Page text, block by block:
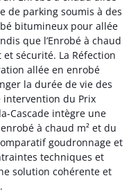
de parking soumis à des
bitumineux pour allée
que l’Enrobé à chaud
sécurité. La Réfection
allée en enrobé
la durée de vie des
intervention du Prix
Cascade intègre une
à chaud m² et du
goudronnage et
techniques et
solution cohérente et